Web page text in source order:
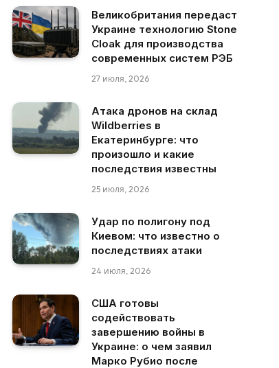
Великобритания передаст
Украине технологию Stone
Cloak для производства
современных систем РЭБ
27 июля, 2026
Атака дронов на склад
Wildberries в
Екатеринбурге: что
произошло и какие
последствия известны
25 июля, 2026
Удар по полигону под
Киевом: что известно о
последствиях атаки
24 июля, 2026
США готовы
содействовать
завершению войны в
Украине: о чем заявил
Марко Рубио после